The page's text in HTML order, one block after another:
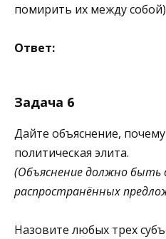
помирить их между собой)
Ответ:
Задача 6
Дайте объяснение,
политическая элита.
(Объяснение должно быть
распространённых
Назовите любых трех